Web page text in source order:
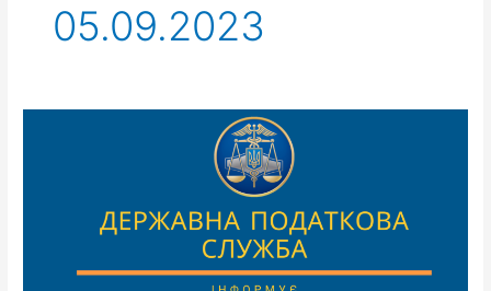
05.09.2023